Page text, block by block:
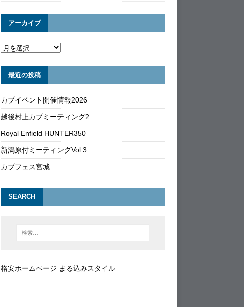
アーカイブ
最近の投稿
カブイベント開催情報2026
越後村上カブミーティング2
Royal Enfield HUNTER350
新潟原付ミーティングVol.3
カブフェス宮城
SEARCH
格安ホームページ まる込みスタイル